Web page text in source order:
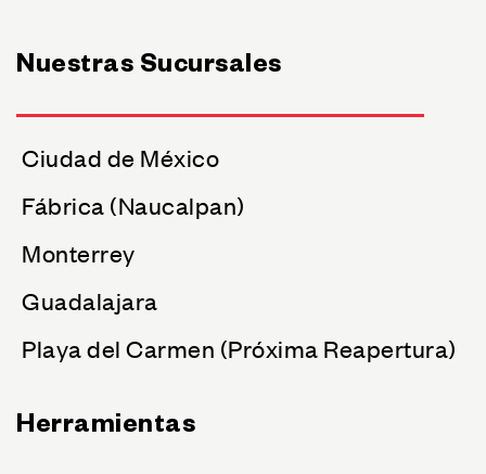
Nuestras Sucursales
Ciudad de México
Fábrica (Naucalpan)
Monterrey
Guadalajara
Playa del Carmen (Próxima Reapertura)
Herramientas